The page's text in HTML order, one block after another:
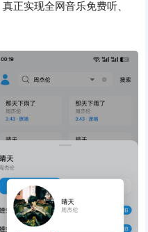
正实现全网音乐免费听、